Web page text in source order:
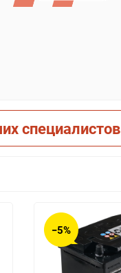
специалистов
−5%